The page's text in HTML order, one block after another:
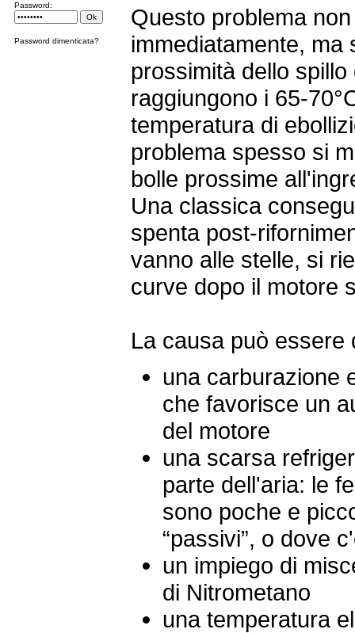
Password:
Password dimenticata?
Questo problema
immediatamente, ma
prossimità dello
raggiungono i 65-
temperatura di
problema spesso si
bolle prossime
Una classica
spenta post-
vanno alle stelle, si
curve dopo il motore
La causa può essere
una carburazione
che favorisce un
del motore
una scarsa
parte dell'aria: le
sono poche e
“passivi”, o dove
un impiego di
di Nitrometano
una temperatura